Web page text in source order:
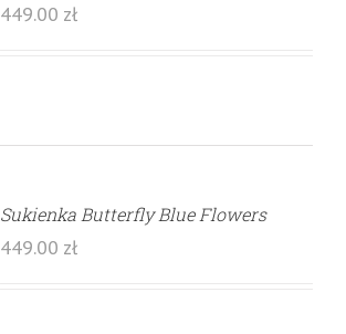
449.00 zł
Sukienka Butterfly Blue Flowers
449.00 zł